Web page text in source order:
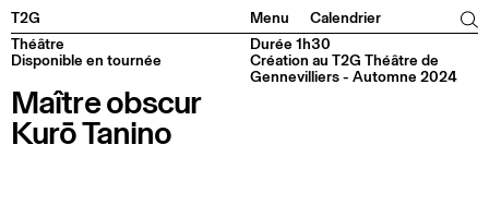
T2G Menu Calendrier
Facebook
Linkedin
Théâtre
Disponible en tournée
Durée 1h30
Création au T2G Théâtre de
Gennevilliers - Automne 2024
Maître obscur
Kurō Tanino